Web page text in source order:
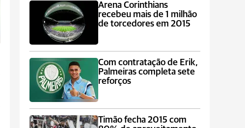
Arena Corinthians
recebeu mais de 1 milhão
de torcedores em 2015
Com contratação de Erik,
Palmeiras completa sete
reforços
Timão fecha 2015 com